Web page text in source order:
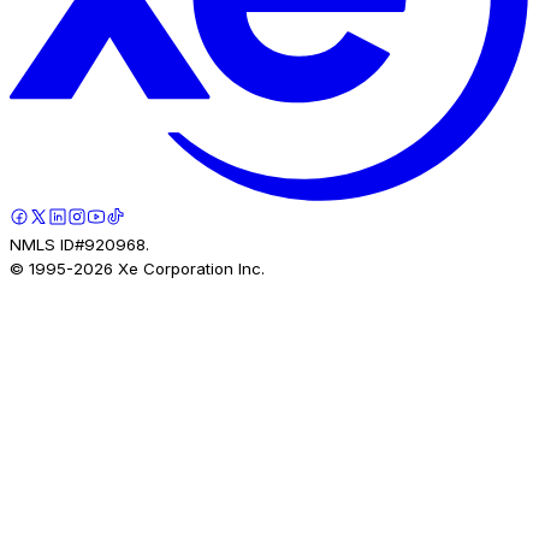
NMLS ID#920968.
© 1995-2026 Xe Corporation Inc.